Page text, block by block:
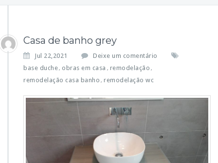
Casa de banho grey
Jul 22,2021
Deixe um comentário
base duche, obras em casa , remodelação ,
remodelação casa banho , remodelação wc